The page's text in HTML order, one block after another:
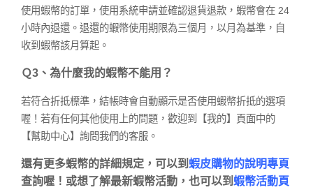
使用蝦幣的訂單，使用系統申請並確認退貨退款，蝦幣會在 24
小時內退還。退還的蝦幣使用期限為三個月，以月為基準，自
收到蝦幣該月算起。
Ｑ3、為什麼我的蝦幣不能用？
若符合折抵標準，結帳時會自動顯示是否使用蝦幣折抵的選項
喔！若有任何其他使用上的問題，歡迎到【我的】頁面中的
【幫助中心】詢問我們的客服。
還有更多蝦幣的詳細規定，可以到 蝦皮購物的說明專頁
查詢喔！或想了解最新蝦幣活動，也可以到 蝦幣活動頁